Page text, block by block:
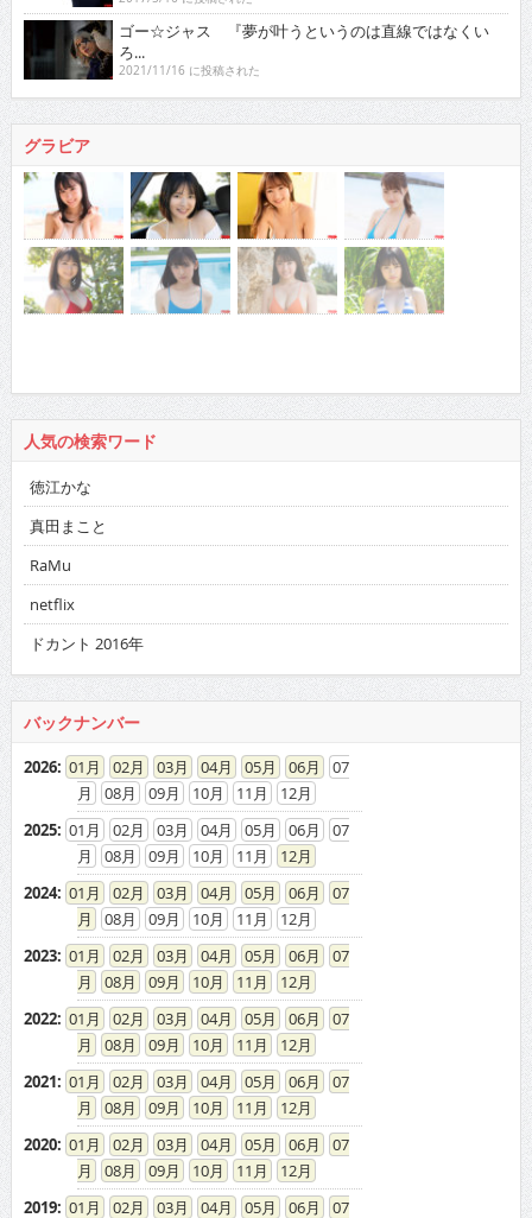
ゴー☆ジャス 『夢が叶うというのは直線ではなくい
ろ...
2021/11/16 に投稿された
グラビア
人気の検索ワード
徳江かな
真田まこと
RaMu
netflix
ドカント 2016年
バックナンバー
2026: 01 02 03 04 05 06
07
08
09 10 11
12
2025: 01 02 03 04 05 06
07
08
09 10 11
12
2024: 01 02 03 04 05 06
07
08
09 10 11
12
2023: 01 02 03 04 05 06
07
08
09 10 11
12
2022: 01 02 03 04 05 06
07
08
09 10 11
12
2021: 01 02 03 04 05 06
07
08
09 10 11
12
2020: 01 02 03 04 05 06
07
08
09 10 11
12
2019: 01 02 03 04 05 06
07